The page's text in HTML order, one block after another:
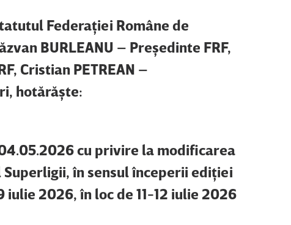
Federaţiei Române de
BURLEANU – Preşedinte FRF,
Cristian PETREAN –
hotărăşte:
cu privire la modificarea
în sensul începerii ediţiei
2026, în loc de 11-12 iulie 2026